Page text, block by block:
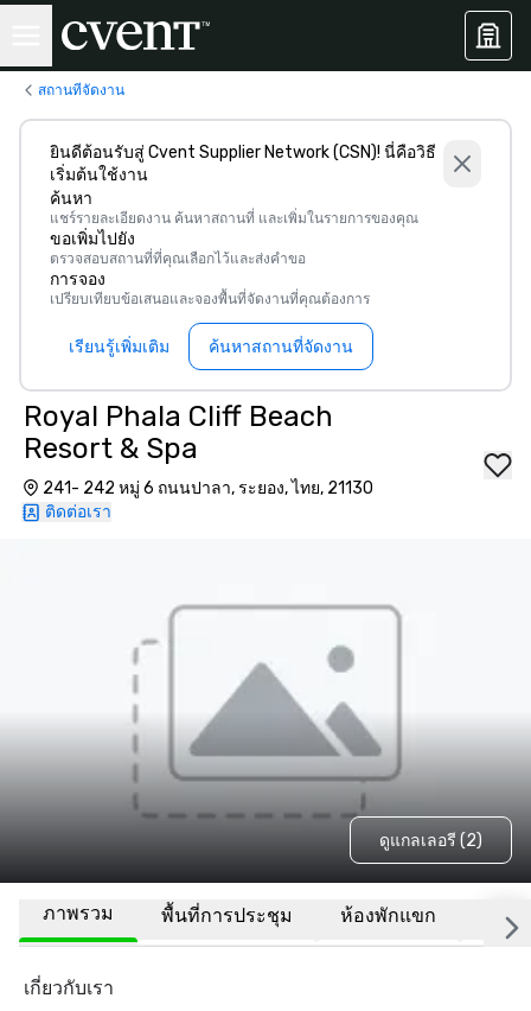
สถานที่จัดงาน
ยินดีต้อนรับสู่ Cvent Supplier Network (CSN)! นี่คือวิธี
เริ่มต้นใช้งาน
ค้นหา
แชร์รายละเอียดงาน ค้นหาสถานที่ และเพิ่มในรายการของคุณ
ขอเพิ่มไปยัง
ตรวจสอบสถานที่ที่คุณเลือกไว้และส่งคำขอ
การจอง
เปรียบเทียบข้อเสนอและจองพื้นที่จัดงานที่คุณต้องการ
เรียนรู้เพิ่มเติม ค้นหาสถานที่จัดงาน
Royal Phala Cliff Beach
Resort & Spa
241- 242 หมู่ 6 ถนนปาลา, ระยอง, ไทย, 21130
ติดต่อเรา
ดูแกลเลอรี (2)
ภาพรวม พื้นที่การประชุม ห้องพักแขก สถา
เกี่ยวกับเรา